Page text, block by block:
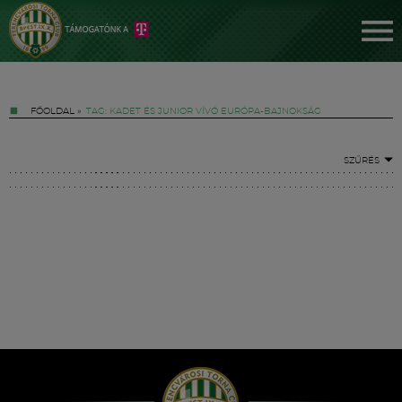
FŐOLDAL » TAG: KADET ÉS JUNIOR VÍVÓ EURÓPA-BAJNOKSÁG
SZŰRÉS
Hírek